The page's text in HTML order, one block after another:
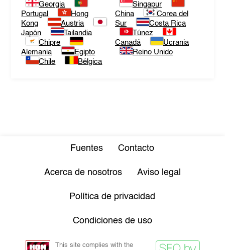
Georgia
Portugal
Hong
Kong
Austria
Japón
Tailandia
Chipre
Alemania
Egipto
Chile
Bélgica
Singapur
China
Corea del
Sur
Costa Rica
Túnez
Canadá
Ucrania
Reino Unido
Fuentes Contacto
Acerca de nosotros Aviso legal
Política de privacidad
Condiciones de uso
This site complies with the